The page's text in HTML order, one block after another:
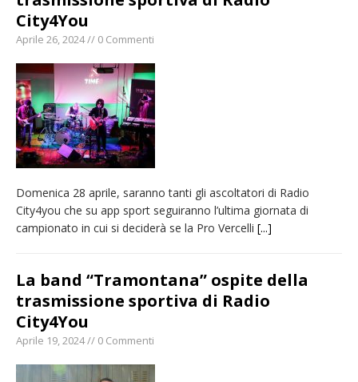
City4You
Aprile 26, 2024 // 0 Commenti
Domenica 28 aprile, saranno tanti gli ascoltatori di Radio
City4you che su app sport seguiranno l’ultima giornata di
campionato in cui si deciderà se la Pro Vercelli [...]
La band “Tramontana” ospite della
trasmissione sportiva di Radio
City4You
Aprile 19, 2024 // 0 Commenti